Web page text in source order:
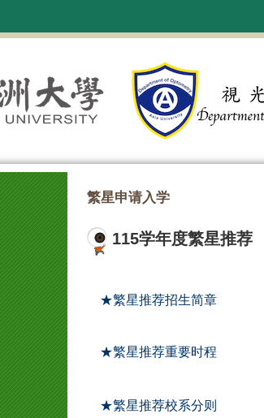
繁星申请入学
115学年度繁星推荐
★繁星推荐招生简章
★繁星推荐重要时程
★繁星推荐校系分则